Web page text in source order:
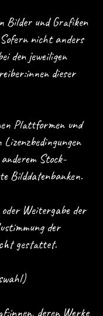
Bilder und Grafiken
nicht anders
den jeweiligen
dieser
Plattformen und
Stock-
Bilddatenbanken.
Weitergabe der
der
gestattet.
deren Werke